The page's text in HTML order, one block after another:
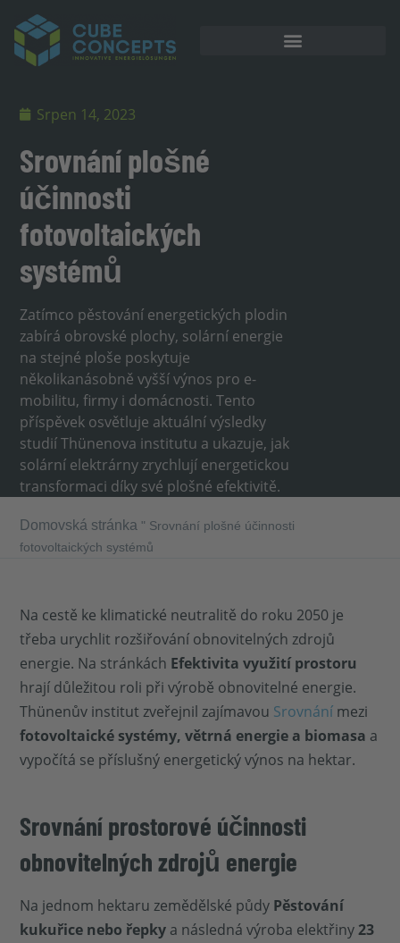
Srpen 14, 2023
Srovnání plošné
účinnosti
fotovoltaických
systémů
Zatímco pěstování energetických plodin
zabírá obrovské plochy, solární energie
na stejné ploše poskytuje
několikanásobně vyšší výnos pro e-
mobilitu, firmy i domácnosti. Tento
příspěvek osvětluje aktuální výsledky
studií Thünenova institutu a ukazuje, jak
solární elektrárny zrychlují energetickou
transformaci díky své plošné efektivitě.
Domovská stránka " Srovnání plošné účinnosti
fotovoltaických systémů
Na cestě ke klimatické neutralitě do roku 2050 je
třeba urychlit rozšiřování obnovitelných zdrojů
energie. Na stránkách Efektivita využití prostoru
hrají důležitou roli při výrobě obnovitelné energie.
Thünenův institut zveřejnil zajímavou Srovnání mezi
fotovoltaické systémy, větrná energie a biomasa a
vypočítá se příslušný energetický výnos na hektar.
Srovnání prostorové účinnosti
obnovitelných zdrojů energie
Na jednom hektaru zemědělské půdy Pěstování
kukuřice nebo řepky a následná výroba elektřiny23